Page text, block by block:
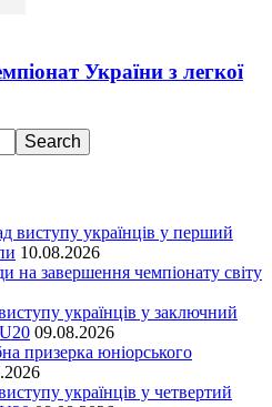
України з легкої
виступу українців у перший
10.08.2026
на завершення чемпіонату світу
українців у заключний
09.08.2026
призерка юніорського
українців у четвертий